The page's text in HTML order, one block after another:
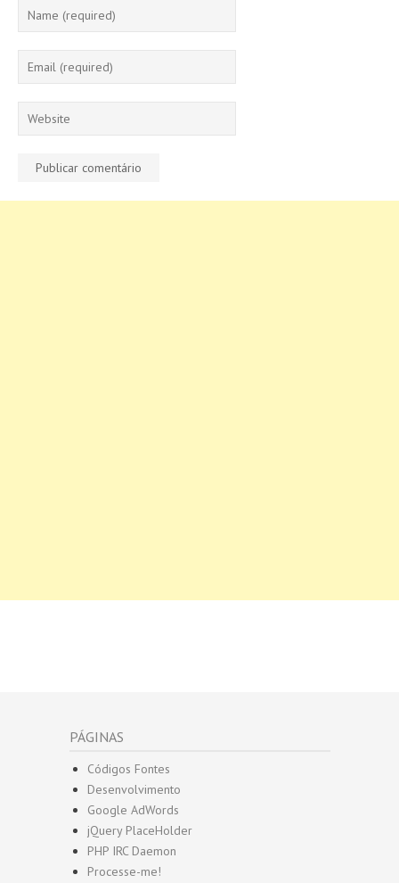
PÁGINAS
Códigos Fontes
Desenvolvimento
Google AdWords
jQuery PlaceHolder
PHP IRC Daemon
Processe-me!